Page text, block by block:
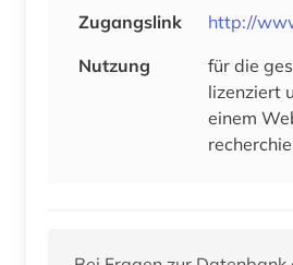
Zugangslink
http://
Nutzung
für die
lizenziert
einem